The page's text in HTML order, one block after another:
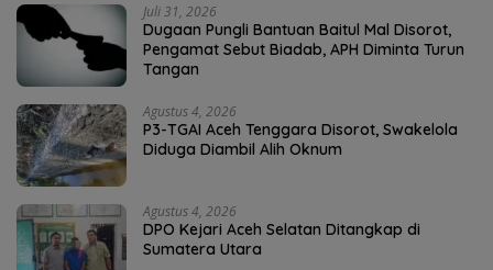
Juli 31, 2026
Dugaan Pungli Bantuan Baitul Mal Disorot,
Pengamat Sebut Biadab, APH Diminta Turun
Tangan
Agustus 4, 2026
P3-TGAI Aceh Tenggara Disorot, Swakelola
Diduga Diambil Alih Oknum
Agustus 4, 2026
DPO Kejari Aceh Selatan Ditangkap di
Sumatera Utara